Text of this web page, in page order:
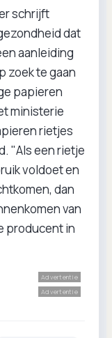
schrijft
dat
aanleiding
zoek te gaan
papieren
ministerie
rietjes
"Als een rietje
voldoet en
dan
van
producent in
Advertentie
Advertentie